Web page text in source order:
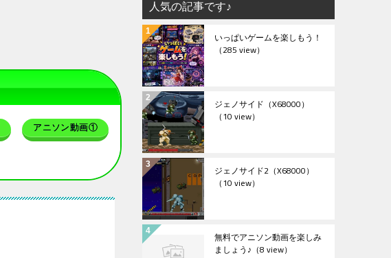
アニソン動画①
人気の記事です♪
いっぱいゲームを楽しもう！
（285 view）
ジェノサイド（X68000）
（10 view）
ジェノサイド2（X68000）
（10 view）
無料でアニソン動画を楽しみ
ましょう♪ （8 view）